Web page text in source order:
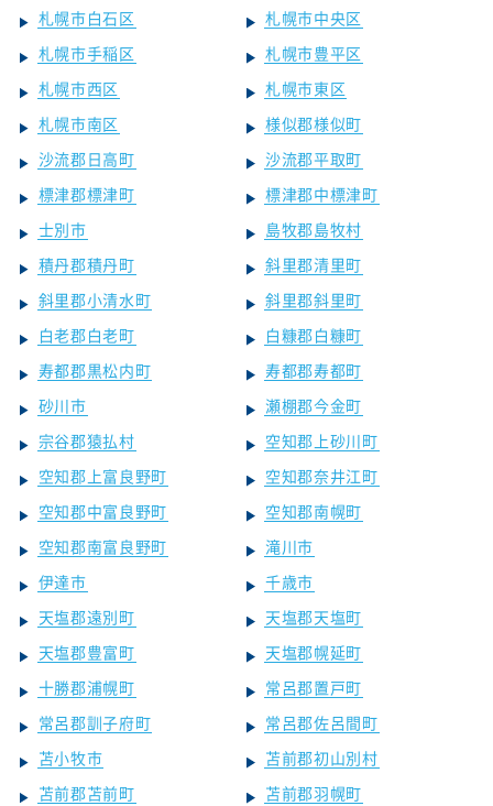
札幌市白石区
札幌市中央区
札幌市手稲区
札幌市豊平区
札幌市西区
札幌市東区
札幌市南区
様似郡様似町
沙流郡日高町
沙流郡平取町
標津郡標津町
標津郡中標津町
士別市
島牧郡島牧村
積丹郡積丹町
斜里郡清里町
斜里郡小清水町
斜里郡斜里町
白老郡白老町
白糠郡白糠町
寿都郡黒松内町
寿都郡寿都町
砂川市
瀬棚郡今金町
宗谷郡猿払村
空知郡上砂川町
空知郡上富良野町
空知郡奈井江町
空知郡中富良野町
空知郡南幌町
空知郡南富良野町
滝川市
伊達市
千歳市
天塩郡遠別町
天塩郡天塩町
天塩郡豊富町
天塩郡幌延町
十勝郡浦幌町
常呂郡置戸町
常呂郡訓子府町
常呂郡佐呂間町
苫小牧市
苫前郡初山別村
苫前郡苫前町
苫前郡羽幌町